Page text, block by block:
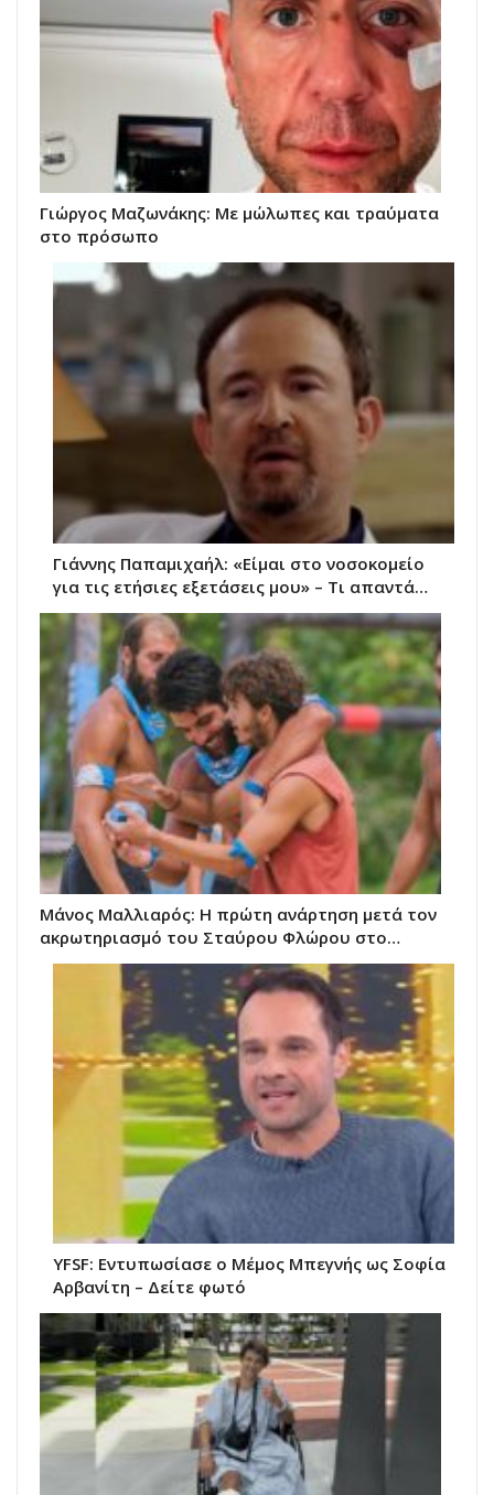
Γιώργος Μαζωνάκης: Με μώλωπες και τραύματα
στο πρόσωπο
Γιάννης Παπαμιχαήλ: «Είμαι στο νοσοκομείο
για τις ετήσιες εξετάσεις μου» – Τι απαντά…
Μάνος Μαλλιαρός: Η πρώτη ανάρτηση μετά τον
ακρωτηριασμό του Σταύρου Φλώρου στο…
YFSF: Εντυπωσίασε ο Μέμος Μπεγνής ως Σοφία
Αρβανίτη – Δείτε φωτό